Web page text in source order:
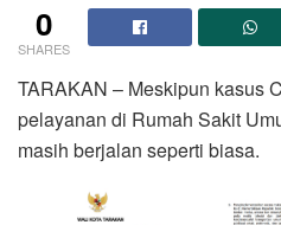
0
SHARES
TARAKAN – Meskipun kasus
pelayanan di Rumah Sakit
masih berjalan seperti biasa.